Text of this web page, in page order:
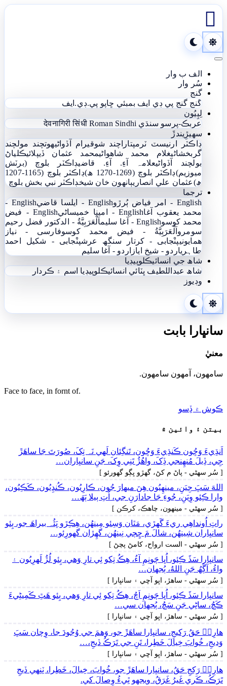

Toggle navigation
الف ب وار
سُر وار
گنج
گنج گنج پي ڊي ايف بمبئي ڇاپو پي.ڊي.ايف
لِپِيُون
عربڪ-پرسو سنڌي
देवनागिरी सिंधी Roman Sindhi
سھيڙِيندڙَ
ڊاڪٽر ارنيسٽ ٽرمپتاراچند شوقيرام آڏواڻيھوتچند مولچند
گربخشاڻيغلام محمد شاھواڻيمحمد عثمان ڏيپلائيڪلياڻ
بولچند آڏواڻيعلامہ آءِ. آءِ. قاضيڊاڪٽر بلوچ (برٽش
ميوزيم)ڊاڪٽر بلوچ (1269-1270 ھ)
ڊاڪٽر بلوچ (1165-1207
ھ)عثمان علي انصاريٻانهون خان شيخڊاڪٽر نبي بخش بلوچ
ترجما
English - امر فياض ٻُرڙو
English - ايلسا قاضي
English -
محمد يعقوب آغاEnglish - امينا خميساڻي
English - فيض
محمد کوسوEnglish - آغا سليم
اَلْعَرَبِيَّةُ - الدکتور فضل رحیم
سومرو اَلْعَرَبِيَّةُ - فيض محمد کوسوفارسی - نياز
ھمايونيپنْجابی - کرتار سنگھ عرشپنْجابی - شکیل احمد
طاہریاردو - شيخ اياز اردو - آغا سليم
شاھ جي انسائيڪلوپيڊيا
شاھ عبداللطيف ڀٽائي انسائيڪلوپيڊيا اسم ۽ ڪردار
وڊيوز
سانڀارا بابت
معنيٰ
سامهون، آمهون سامهون.
Face to face, in fornt of.
ڪوش ۾ ڏِسو
بيتن ۽ وائين ۾
اَنڌِيءَ وَڇُون ڪَنڌِيءَ وَڇُون، تَنگِئان لَھي نَہ تِکَ، صُورَتَ جَا ساھَڙَ
جِي، ڏِيلَ مُنھِنجي ڏِکَ، واھُڙُ تَنِي وِکَ، جَنِ سانڀاران…
[ سُر سھڻي - پاڻ م کڻ، گهڙو ڀڳو گهورئو ]
اللهَ سَڀَ جِيَنِ، مينھِيُون ھِنَ ميھارَ جُون، ڪارِيُون، ڪُنڍِيُون، ڪَڪِيُون،
وارا ڪِئو وِيَنِ، جُوءِ جَا جادارَنِ جي، اُتِ ٻيلا ٻَھَ…
[ سُر سھڻي - مينھون، چاھڪ، کرڪن ]
راتِ اُونداھِي ريءَ گَهڙي، مَٿان وَسِئو مِينھُن، ھِڪِڙو ڀَئُہ بيراھَ جو، ٻِئو
سانڀاران شِينھُن، شالَ مَ ڇِڄي نِينھُن، گهِڙان گهورِئو…
[ سُر سھڻي - الست ارواح، کامڻ پچڻ ]
سانڀارا سَڏَ ڪِئو، اُڀا چَونِمِ آءُ، ھِڪُ تِکو ئِي تارِ وَھي، ٻِئو لُڙُ لَهرِيُون ۽
واءُ، آڳَھُ جَنِ اللهُ، ٻُجهان…
[ سُر سھڻي - ساھڙ، اڀو آڇي ۽ سانڀارا ]
سانڀارا سَڏَ ڪِئو، اُڀا چَونِمِ اَچُ، ھِڪُ تِکو ئِي تارِ وَھي، ٻِئو ھَٿِ ڪَمِيڻِيءَ
ڪَچُ، ساڻِي جَنِ سَچُ، ٻُجهان سي…
[ سُر سھڻي - ساھڙ، اڀو آڇي ۽ سانڀارا ]
ھارِيۡ حَقُ رَکيجِ، سانڀارا ساھَڙَ جو، وَھمَ جي وُجُودَ جا، وِچان سَڀَ
وَڍيجِ، خُوابَ خِيالَ خَطِرا، تَنِ جي تَرَڪُ ڏيجِ،…
[ سُر سھڻي - ساھڙ، اڀو آڇي ۽ سانڀارا ]
ھارِيۡ رَکِجِ حَقُ، سانڀارا ساھَڙَ جو، خُوابَ، خِيالَ، خَطِرا، ٽِنِهي ڏيجِ
تَرَڪُ، ڪَري غَيرُ غَرَقُ، ويجهو ٿِيءُ وِصالَ کي.